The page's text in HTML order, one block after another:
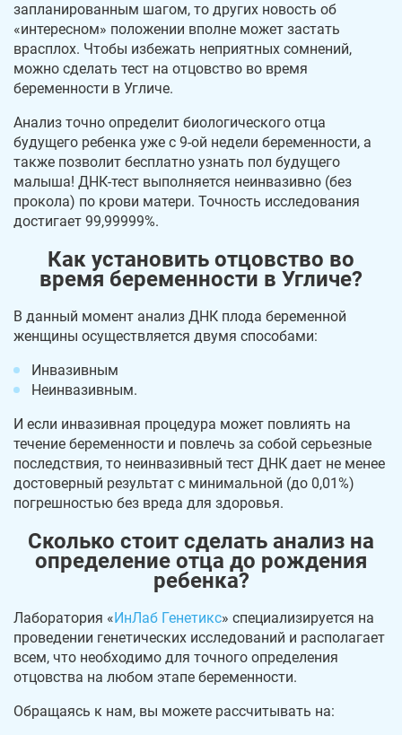
запланированным шагом, то других новость об
«интересном» положении вполне может застать
врасплох. Чтобы избежать неприятных сомнений,
можно сделать тест на отцовство во время
беременности в Угличе.
Анализ точно определит биологического отца
будущего ребенка уже с 9-ой недели беременности, а
также позволит бесплатно узнать пол будущего
малыша! ДНК-тест выполняется неинвазивно (без
прокола) по крови матери. Точность исследования
достигает 99,99999%.
Как установить отцовство во
время беременности в Угличе?
В данный момент анализ ДНК плода беременной
женщины осуществляется двумя способами:
Инвазивным
Неинвазивным.
И если инвазивная процедура может повлиять на
течение беременности и повлечь за собой серьезные
последствия, то неинвазивный тест ДНК дает не менее
достоверный результат с минимальной (до 0,01%)
погрешностью без вреда для здоровья.
Сколько стоит сделать анализ на
определение отца до рождения
ребенка?
Лаборатория «ИнЛаб Генетикс» специализируется на
проведении генетических исследований и располагает
всем, что необходимо для точного определения
отцовства на любом этапе беременности.
Обращаясь к нам, вы можете рассчитывать на: